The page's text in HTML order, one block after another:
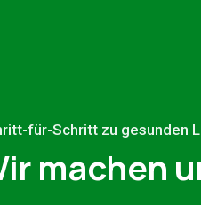
für-Schritt zu gesunden
machen